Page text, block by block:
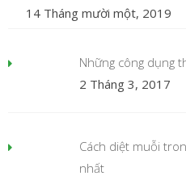
14 Tháng mười một, 2019
Những công dụng
2 Tháng 3, 2017
Cách diệt muỗi
nhất